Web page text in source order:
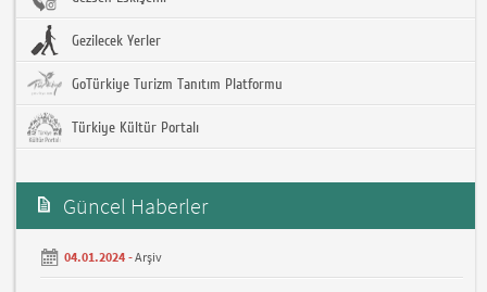
Gezilecek Yerler
GoTürkiye Turizm Tanıtım Platformu
Türkiye Kültür Portalı
Güncel Haberler
04.01.2024 -Arşiv